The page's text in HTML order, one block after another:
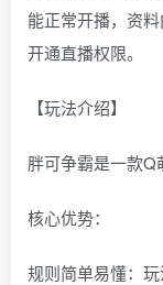
能正常开播，资
开通直播权限。
【玩法介绍】
胖可争霸是一款Q
核心优势：
规则简单易懂：